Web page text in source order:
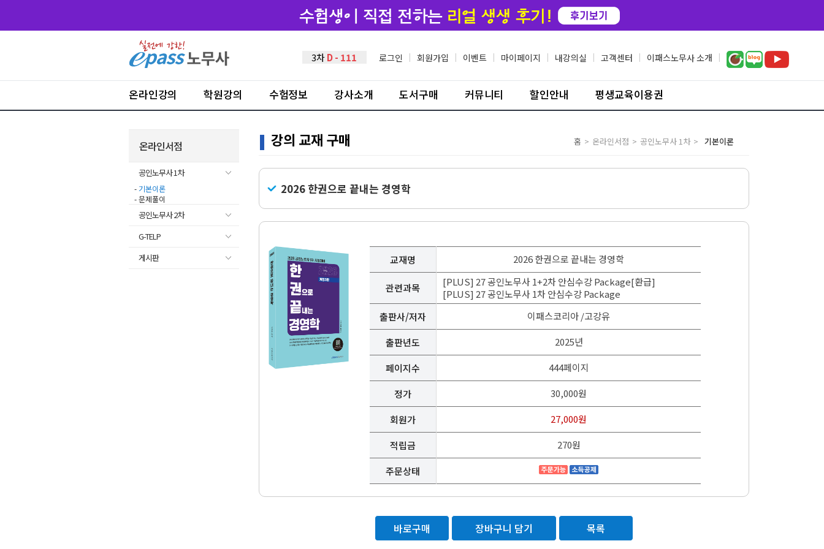
3차D - 111 로그인 | 회원가입 | 이벤트 | 마이페이지 | 내강의실 | 고객센터 | 이패스노무사 소개 |
온라인강의 학원강의 수험정보 강사소개 도서구매 커뮤니티 할인안내 평생교육이용권
온라인서점
공인노무사 1차
-기본이론
- 문제풀이
공인노무사 2차
G-TELP
게시판
강의 교재 구매 홈 > 온라인서점 > 공인노무사 1차 > 기본이론
2026 한권으로 끝내는 경영학
교재명 2026 한권으로 끝내는 경영학
관련과목
[PLUS] 27 공인노무사 1+2차 안심수강 Package[환급]
[PLUS] 27 공인노무사 1차 안심수강 Package
출판사/저자
이패스코리아 /고강유
출판년도 2025년
페이지수 444페이지
정가 30,000원
회원가 27,000원
적립금 270원
주문상태
바로구매 장바구니 담기 목록